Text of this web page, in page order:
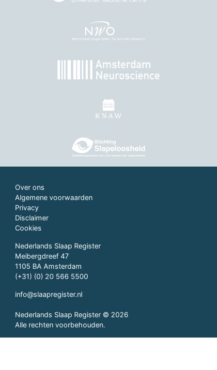
Over ons
Algemene voorwaarden
Privacy
Disclaimer
Cookies
Nederlands Slaap Register
Meibergdreef 47
1105 BA Amsterdam
(+31) (0) 20 566 5500
info@slaapregister.nl
Nederlands Slaap Register © 2026
Alle rechten voorbehouden.